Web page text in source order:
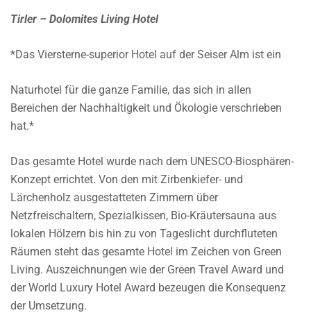
Tirler – Dolomites Living Hotel
*Das Viersterne-superior Hotel auf der Seiser Alm ist ein
Naturhotel für die ganze Familie, das sich in allen
Bereichen der Nachhaltigkeit und Ökologie verschrieben
hat.*
Das gesamte Hotel wurde nach dem UNESCO-Biosphären-
Konzept errichtet. Von den mit Zirbenkiefer- und
Lärchenholz ausgestatteten Zimmern über
Netzfreischaltern, Spezialkissen, Bio-Kräutersauna aus
lokalen Hölzern bis hin zu von Tageslicht durchfluteten
Räumen steht das gesamte Hotel im Zeichen von Green
Living. Auszeichnungen wie der Green Travel Award und
der World Luxury Hotel Award bezeugen die Konsequenz
der Umsetzung.